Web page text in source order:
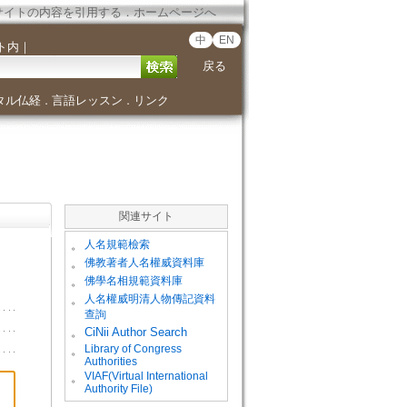
イトの内容を引用する．ホームページへ
内 ｜ 中 EN
戻る
ル仏経． 言語レッスン ． リンク
関連サイト
。 人名規範檢索
。 佛教著者人名權威資料庫
。 佛學名相規範資料庫
。
人名權威明清人物傳記資料
查詢
。
CiNii Author Search
。
Library of Congress
Authorities
。
VIAF(Virtual International
Authority File)